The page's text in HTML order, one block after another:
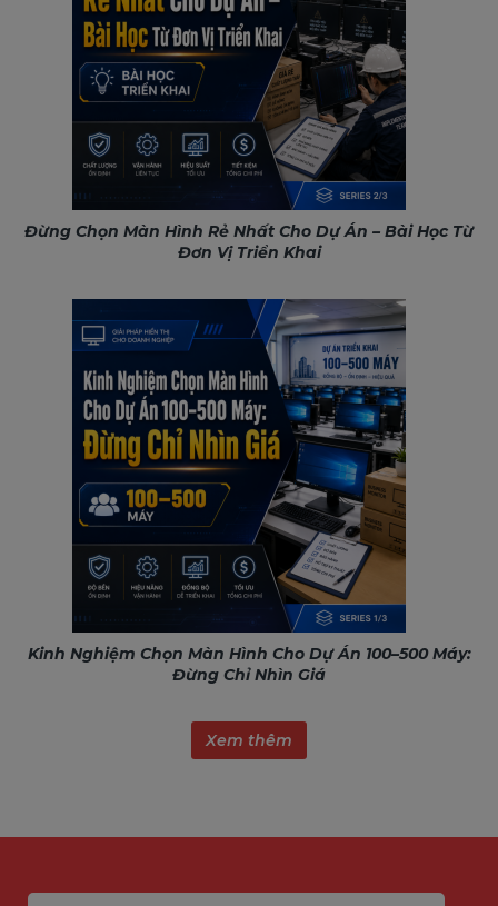
Đừng Chọn Màn Hình Rẻ Nhất Cho Dự Án – Bài Học Từ
Đơn Vị Triển Khai
Kinh Nghiệm Chọn Màn Hình Cho Dự Án 100–500 Máy:
Đừng Chỉ Nhìn Giá
Xem thêm